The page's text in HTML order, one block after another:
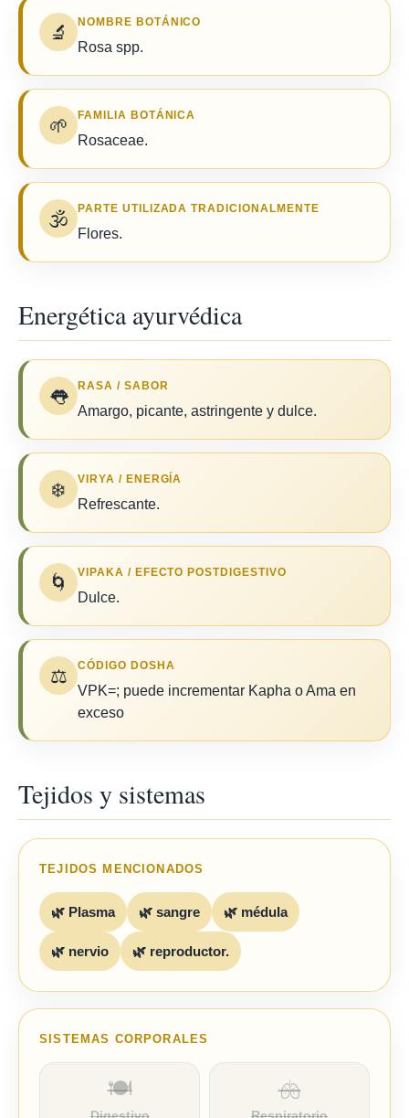
🔬 NOMBRE BOTÁNICO
Rosa spp.
🌱 FAMILIA BOTÁNICA
Rosaceae.
🕉️ PARTE UTILIZADA TRADICIONALMENTE
Flores.
Energética ayurvédica
👅 RASA / SABOR
Amargo, picante, astringente y dulce.
❄️ VIRYA / ENERGÍA
Refrescante.
🌀 VIPAKA / EFECTO POSTDIGESTIVO
Dulce.
⚖️ CÓDIGO DOSHA
VPK=; puede incrementar Kapha o Ama en
exceso
Tejidos y sistemas
TEJIDOS MENCIONADOS
🌿 Plasma 🌿 sangre 🌿 médula
🌿 nervio 🌿 reproductor.
SISTEMAS CORPORALES
🍽️
Digestivo
🫁
Respiratorio